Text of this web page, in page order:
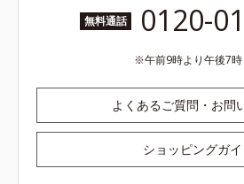
無料通話 0120-
午前9時より午後7
よくあるご質問・お問
ショッピングガイ